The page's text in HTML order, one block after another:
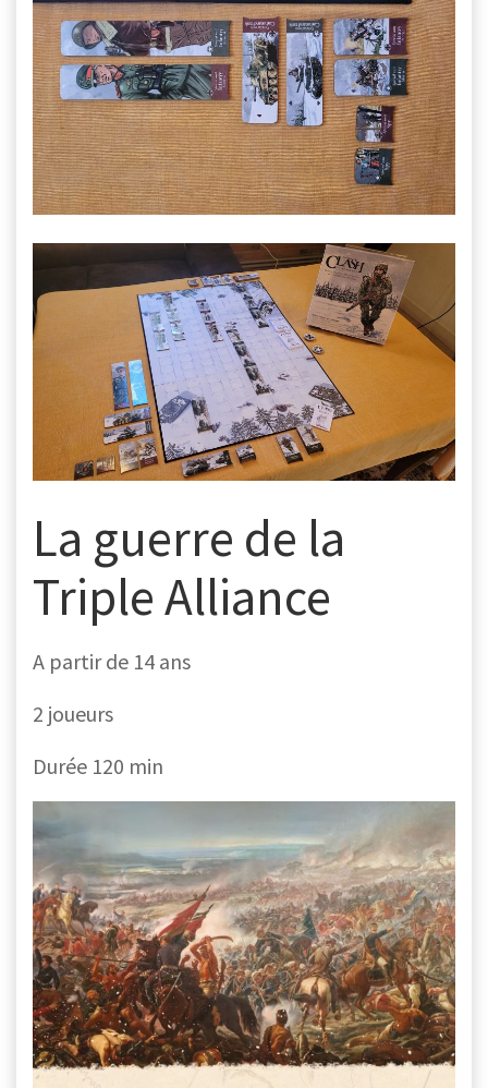
La guerre de la
Triple Alliance
A partir de 14 ans
2 joueurs
Durée 120 min